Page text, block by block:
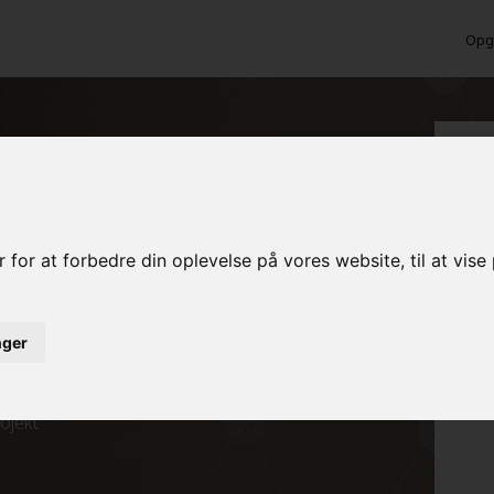
at forbedre din oplevelse på vores website, til at
samme